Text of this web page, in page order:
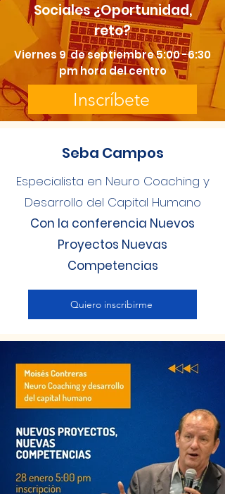
Sociales ¿Oportunidad,
reto?
Viernes 9 de septiembre 5:00 -6:30
pm hora del centro
Inscríbete
Seba Campos
Especialista en Neuro Coaching y
Desarrollo del Capital Humano
Con la conferencia Nuevos
Proyectos Nuevas
Competencias
Quiero inscribirme